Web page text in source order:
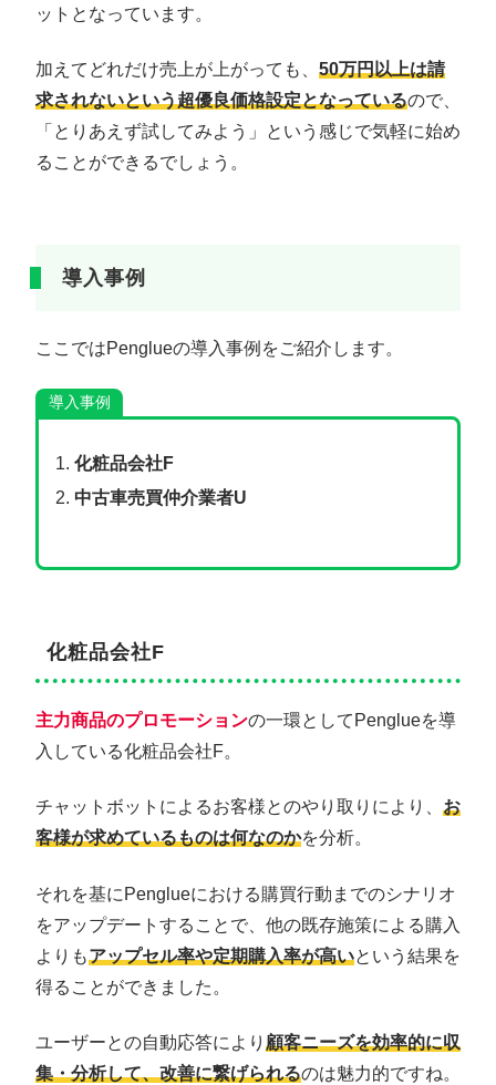
ットとなっています。
加えてどれだけ売上が上がっても、 50万円以上は請
求されないという超優良価格設定となっているので、
「とりあえず試してみよう」という感じで気軽に始め
ることができるでしょう。
導入事例
ここではPenglueの導入事例をご紹介します。
導入事例
化粧品会社F
中古車売買仲介業者U
化粧品会社F
主力商品のプロモーションの一環としてPenglueを導
入している化粧品会社F。
チャットボットによるお客様とのやり取りにより、 お
客様が求めているものは何なのかを分析。
それを基にPenglueにおける購買行動までのシナリオ
をアップデートすることで、他の既存施策による購入
よりもアップセル率や定期購入率が高いという結果を
得ることができました。
ユーザーとの自動応答により 顧客ニーズを効率的に収
集・分析して、改善に繋げられるのは魅力的ですね。